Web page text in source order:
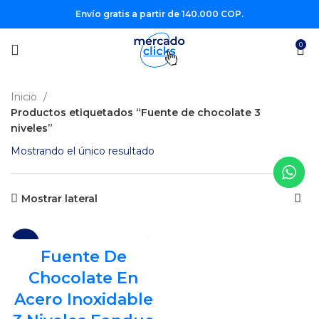
Envío gratis a partir de 140.000 COP.
0
Inicio
Productos etiquetados “Fuente de chocolate 3
niveles”
Mostrando el único resultado
Mostrar lateral
-21%
Fuente De
Chocolate En
Acero Inoxidable